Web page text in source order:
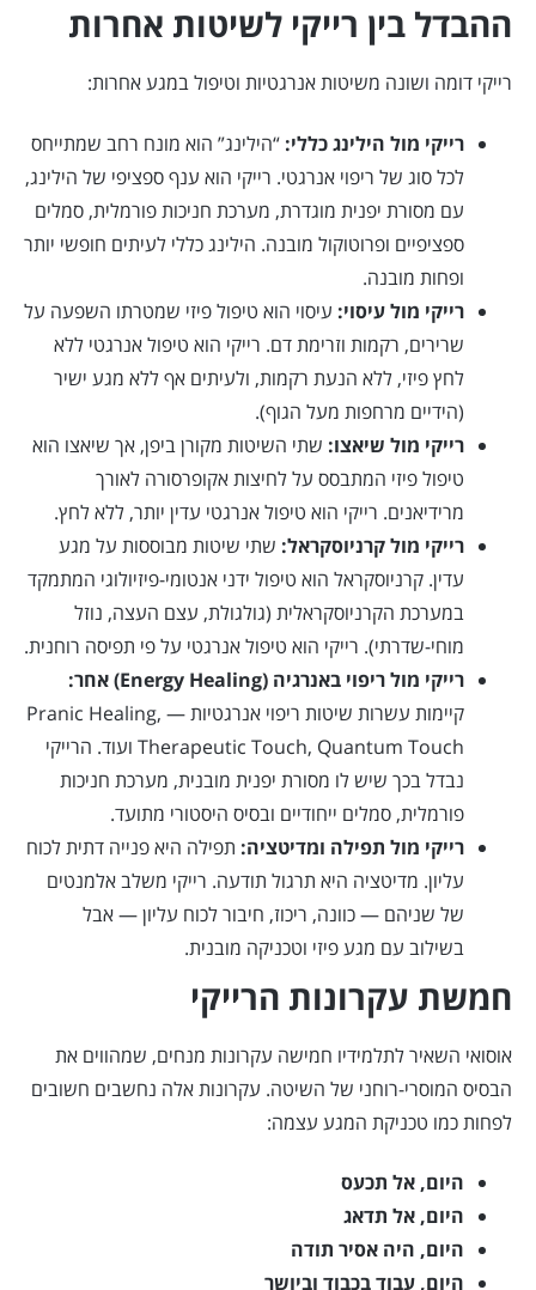
ההבדל בין רייקי לשיטות אחרות
רייקי דומה ושונה משיטות אנרגטיות וטיפול במגע אחרות:
רייקי מול הילינג כללי: “הילינג” הוא מונח רחב שמתייחס
לכל סוג של ריפוי אנרגטי. רייקי הוא ענף ספציפי של הילינג,
עם מסורת יפנית מוגדרת, מערכת חניכות פורמלית, סמלים
ספציפיים ופרוטוקול מובנה. הילינג כללי לעיתים חופשי יותר
ופחות מובנה.
רייקי מול עיסוי: עיסוי הוא טיפול פיזי שמטרתו השפעה על
שרירים, רקמות וזרימת דם. רייקי הוא טיפול אנרגטי ללא
לחץ פיזי, ללא הנעת רקמות, ולעיתים אף ללא מגע ישיר
(הידיים מרחפות מעל הגוף).
רייקי מול שיאצו: שתי השיטות מקורן ביפן, אך שיאצו הוא
טיפול פיזי המתבסס על לחיצות אקופרסורה לאורך
מרידיאנים. רייקי הוא טיפול אנרגטי עדין יותר, ללא לחץ.
רייקי מול קרניוסקראל: שתי שיטות מבוססות על מגע
עדין. קרניוסקראל הוא טיפול ידני אנטומי-פיזיולוגי המתמקד
במערכת הקרניוסקראלית (גולגולת, עצם העצה, נוזל
מוחי-שדרתי). רייקי הוא טיפול אנרגטי על פי תפיסה רוחנית.
רייקי מול ריפוי באנרגיה (Energy Healing) אחר:
קיימות עשרות שיטות ריפוי אנרגטיות — Pranic Healing,
Therapeutic Touch, Quantum Touch ועוד. הרייקי
נבדל בכך שיש לו מסורת יפנית מובנית, מערכת חניכות
פורמלית, סמלים ייחודיים ובסיס היסטורי מתועד.
רייקי מול תפילה ומדיטציה: תפילה היא פנייה דתית לכוח
עליון. מדיטציה היא תרגול תודעה. רייקי משלב אלמנטים
של שניהם — כוונה, ריכוז, חיבור לכוח עליון — אבל
בשילוב עם מגע פיזי וטכניקה מובנית.
חמשת עקרונות הרייקי
אוסואי השאיר לתלמידיו חמישה עקרונות מנחים, שמהווים את
הבסיס המוסרי-רוחני של השיטה. עקרונות אלה נחשבים חשובים
לפחות כמו טכניקת המגע עצמה:
היום, אל תכעס
היום, אל תדאג
היום, היה אסיר תודה
היום, עבוד בכבוד וביושר